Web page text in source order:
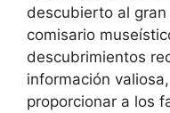
descubierto al
comisario
descubrimientos
información
proporcionar a los